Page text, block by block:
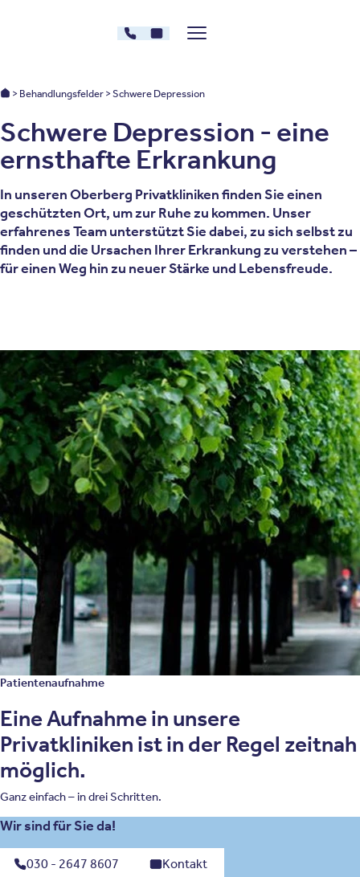
030 - 26478607
Kontakt
Menü zeigen/verstecken
Oberberg Kliniken: Startseite
Behandlungsfelder Schwere Depression
Schwere Depression - eine
ernsthafte Erkrankung
In unseren Oberberg Privatkliniken finden Sie einen
geschützten Ort, um zur Ruhe zu kommen. Unser
erfahrenes Team unterstützt Sie dabei, zu sich selbst zu
finden und die Ursachen Ihrer Erkrankung zu verstehen –
für einen Weg hin zu neuer Stärke und Lebensfreude.
Diagnose schwere Depression: Was
tun?
Eine schwere Depression sollte nicht auf die
leichte Schulter genommen werden, denn es
handelt sich um eine ernst zu nehmende
psychische Erkrankung, die das Leben der
Betroffenen stark einschränkt. Personen mit
einer schweren Form der Depression
scheitern bereits an alltäglichen Aufgaben
und können einen Todeswunsch entwickeln.
Daher sollte unbedingt eine medizinische
Behandlung erfolgen.
Patientenaufnahme
Eine Aufnahme in unsere
Privatkliniken ist in der Regel zeitnah
möglich.
Ganz einfach – in drei Schritten.
Wir sind für Sie da!
030 - 2647 8607 Kontakt